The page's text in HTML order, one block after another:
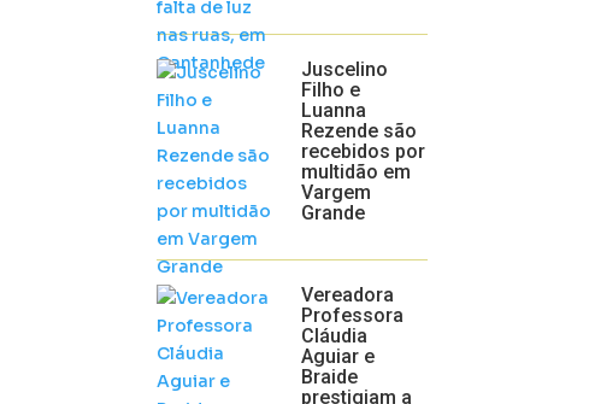
Juscelino
Filho e
Luanna
Rezende são
recebidos por
multidão em
Vargem
Grande
Vereadora
Professora
Cláudia
Aguiar e
Braide
prestigiam a